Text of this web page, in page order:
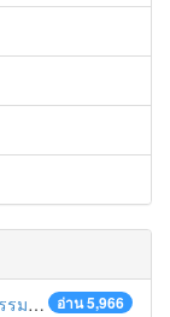
อ่าน 5,966
ลิน”